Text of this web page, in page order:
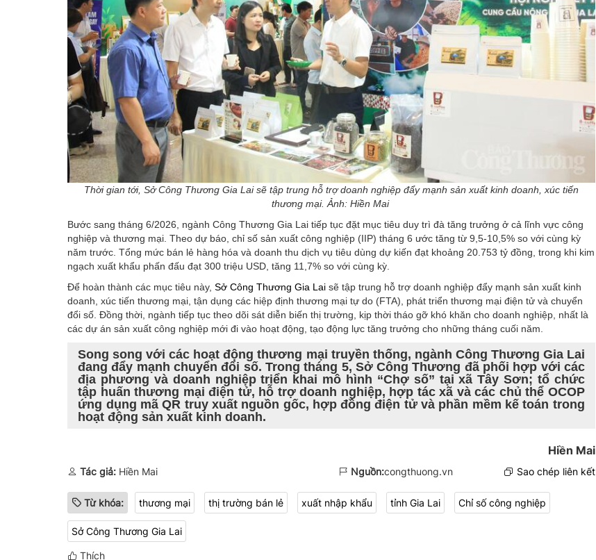
Thời gian tới, Sở Công Thương Gia Lai sẽ tập trung hỗ trợ doanh nghiệp đẩy mạnh sản xuất kinh doanh, xúc tiến
thương mại. Ảnh: Hiền Mai
Bước sang tháng 6/2026, ngành Công Thương Gia Lai tiếp tục đặt mục tiêu duy trì đà tăng trưởng ở cả lĩnh vực công
nghiệp và thương mại. Theo dự báo, chỉ số sản xuất công nghiệp (IIP) tháng 6 ước tăng từ 9,5-10,5% so với cùng kỳ
năm trước. Tổng mức bán lẻ hàng hóa và doanh thu dịch vụ tiêu dùng dự kiến đạt khoảng 20.753 tỷ đồng, trong khi kim
ngạch xuất khẩu phấn đấu đạt 300 triệu USD, tăng 11,7% so với cùng kỳ.
Để hoàn thành các mục tiêu này, Sở Công Thương Gia Lai sẽ tập trung hỗ trợ doanh nghiệp đẩy mạnh sản xuất kinh
doanh, xúc tiến thương mại, tận dụng các hiệp định thương mại tự do (FTA), phát triển thương mại điện tử và chuyển
đổi số. Đồng thời, ngành tiếp tục theo dõi sát diễn biến thị trường, kịp thời tháo gỡ khó khăn cho doanh nghiệp, nhất là
các dự án sản xuất công nghiệp mới đi vào hoạt động, tạo động lực tăng trưởng cho những tháng cuối năm.
Song song với các hoạt động thương mại truyền thống, ngành Công Thương Gia Lai
đang đẩy mạnh chuyển đổi số. Trong tháng 5, Sở Công Thương đã phối hợp với các
địa phương và doanh nghiệp triển khai mô hình “Chợ số” tại xã Tây Sơn; tổ chức
tập huấn thương mại điện tử, hỗ trợ doanh nghiệp, hợp tác xã và các chủ thể OCOP
ứng dụng mã QR truy xuất nguồn gốc, hợp đồng điện tử và phần mềm kế toán trong
hoạt động sản xuất kinh doanh.
Hiền Mai
Tác giả: Hiền Mai Nguồn:congthuong.vn Sao chép liên kết
Từ khóa: thương mại thị trường bán lẻ xuất nhập khẩu tỉnh Gia Lai Chỉ số công nghiệp
Sở Công Thương Gia Lai
Thích